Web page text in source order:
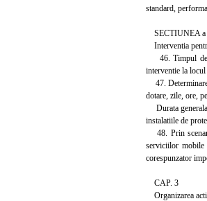
standard,
SECTIUNEA a
Interventia
46. Timpul de
interventie la
47.
dotare, zile, ore,
Durata
instalatiile de
48. Prin
serviciilor mobile
corespunzator
CAP. 3
Organizarea